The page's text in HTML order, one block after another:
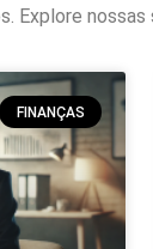
Explore
FINANÇAS